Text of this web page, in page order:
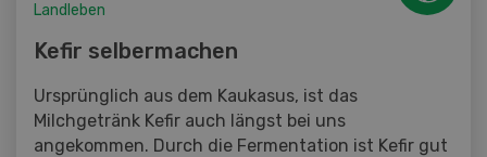
Landleben
Kefir selbermachen
Ursprünglich aus dem Kaukasus, ist das
Milchgetränk Kefir auch längst bei uns
angekommen. Durch die Fermentation ist Kefir gut